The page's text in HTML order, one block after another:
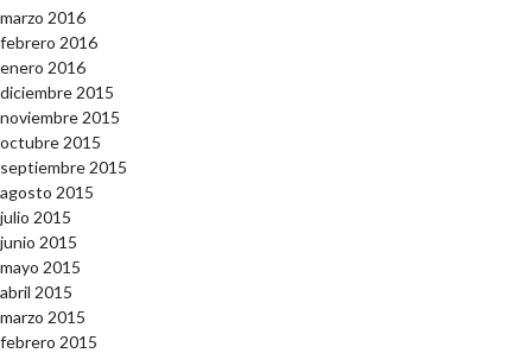
marzo 2016
febrero 2016
enero 2016
diciembre 2015
noviembre 2015
octubre 2015
septiembre 2015
agosto 2015
julio 2015
junio 2015
mayo 2015
abril 2015
marzo 2015
febrero 2015